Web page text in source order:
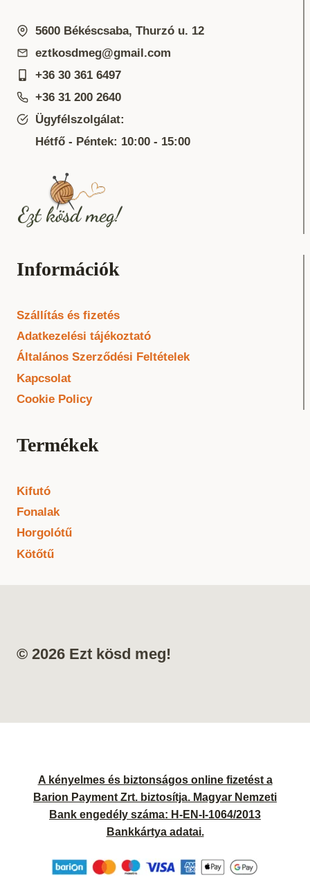
5600 Békéscsaba, Thurzó u. 12
eztkosdmeg@gmail.com
+36 30 361 6497
+36 31 200 2640
Ügyfélszolgálat:
Hétfő - Péntek: 10:00 - 15:00
Információk
Szállítás és fizetés
Adatkezelési tájékoztató
Általános Szerződési Feltételek
Kapcsolat
Cookie Policy
Termékek
Kifutó
Fonalak
Horgolótű
Kötőtű
© 2026 Ezt kösd meg!
A kényelmes és biztonságos online fizetést a
Barion Payment Zrt. biztosítja. Magyar Nemzeti
Bank engedély száma: H-EN-I-1064/2013
Bankkártya adatai.